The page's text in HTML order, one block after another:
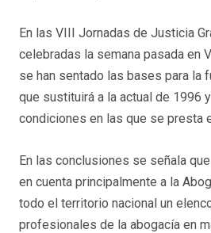
En las VIII Jornadas de Justicia
celebradas la semana pasada en
se han sentado las bases para la
que sustituirá a la actual de 1996
condiciones en las que se presta
En las conclusiones se señala
en cuenta principalmente a la
todo el territorio nacional un
profesionales de la abogacía en